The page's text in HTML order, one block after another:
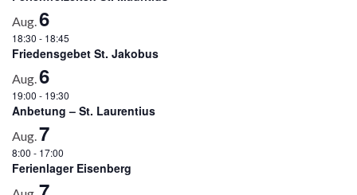
Aug.6
18:30 - 18:45
Friedensgebet St. Jakobus
Aug.6
19:00 - 19:30
Anbetung – St. Laurentius
Aug.7
8:00 - 17:00
Ferienlager Eisenberg